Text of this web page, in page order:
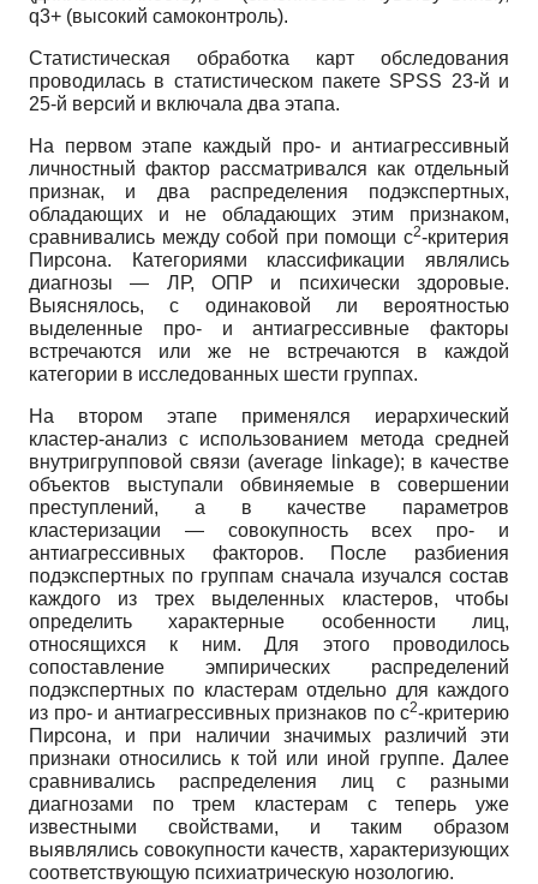
q3+ (высокий самоконтроль).
Статистическая обработка карт обследования
проводилась в статистическом пакете SPSS 23-й и
25-й версий и включала два этапа.
На первом этапе каждый про- и антиагрессивный
личностный фактор рассматривался как отдельный
признак, и два распределения подэкспертных,
обладающих и не обладающих этим признаком,
сравнивались между собой при помощи c2-критерия
Пирсона. Категориями классификации являлись
диагнозы — ЛР, ОПР и психически здоровые.
Выяснялось, с одинаковой ли вероятностью
выделенные про- и антиагрессивные факторы
встречаются или же не встречаются в каждой
категории в исследованных шести группах.
На втором этапе применялся иерархический
кластер-анализ с использованием метода средней
внутригрупповой связи (аverage linkage); в качестве
объектов выступали обвиняемые в совершении
преступлений, а в качестве параметров
кластеризации — совокупность всех про- и
антиагрессивных факторов. После разбиения
подэкспертных по группам сначала изучался состав
каждого из трех выделенных кластеров, чтобы
определить характерные особенности лиц,
относящихся к ним. Для этого проводилось
сопоставление эмпирических распределений
подэкспертных по кластерам отдельно для каждого
из про- и антиагрессивных признаков по c2-критерию
Пирсона, и при наличии значимых различий эти
признаки относились к той или иной группе. Далее
сравнивались распределения лиц с разными
диагнозами по трем кластерам с теперь уже
известными свойствами, и таким образом
выявлялись совокупности качеств, характеризующих
соответствующую психиатрическую нозологию.